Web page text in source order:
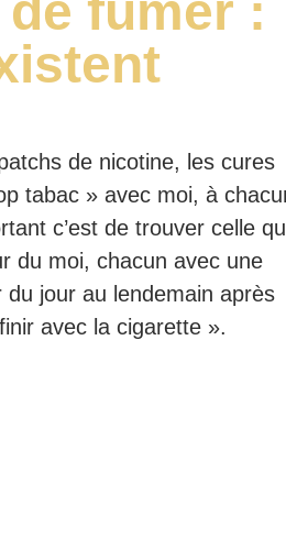
fumer :
de nicotine, les cures
tabac » avec moi, à
c’est de trouver celle
du moi, chacun avec une
jour au lendemain après
avec la cigarette ».